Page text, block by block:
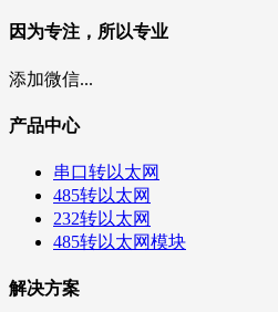
因为专注，所以专业
添加微信...
产品中心
串口转以太网
485转以太网
232转以太网
485转以太网模块
解决方案